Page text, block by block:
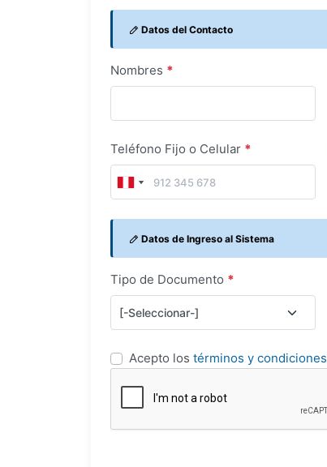
Datos del Contacto
Nombres *
Teléfono Fijo o Celular *
Datos de Ingreso al Sistema
Tipo de Documento *
Acepto los términos y condiciones